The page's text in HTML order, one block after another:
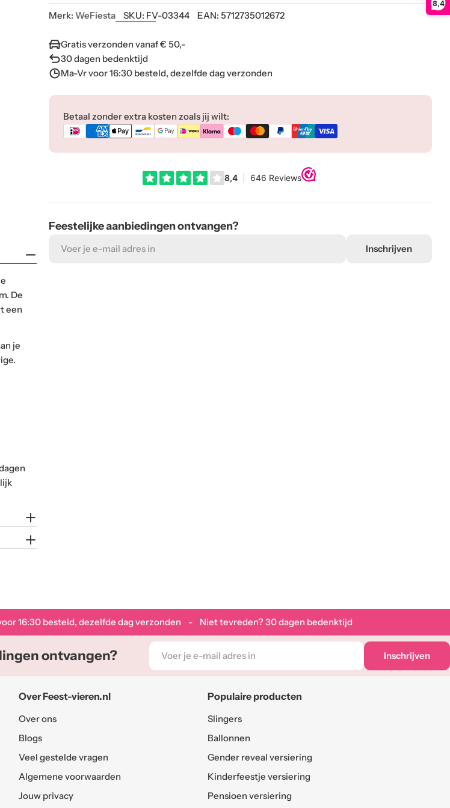
8,4
De
een
je
Merk: WeFiesta SKU: FV-03344 EAN: 5712735012672
Gratis verzonden vanaf € 50,-
30 dagen bedenktijd
Ma-Vr voor 16:30 besteld, dezelfde dag verzonden
Betaal zonder extra kosten zoals jij wilt:
Betaalmethoden
Feestelijke aanbiedingen ontvangen?
mail
Inschrijven
16:30 besteld, dezelfde dag verzonden - Niet tevreden? 30 dagen bedenktijd
ontvangen?
E-
mail
Inschrijven
Over Feest-vieren.nl
Over ons
Blogs
Veel gestelde vragen
Algemene voorwaarden
Jouw privacy
Populaire producten
Slingers
Ballonnen
Gender reveal versiering
Kinderfeestje versiering
Pensioen versiering